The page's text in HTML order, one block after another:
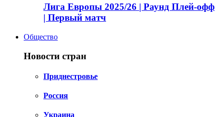
Лига Европы 2025/26 | Раунд Плей-офф
| Первый матч
Общество
Новости стран
Приднестровье
Россия
Украина